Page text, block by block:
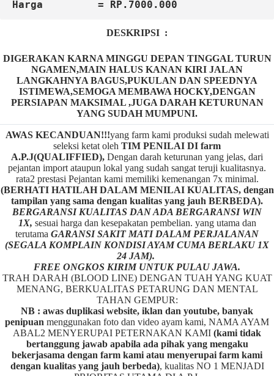
DESKRIPSI :
DIGERAKAN KARNA MINGGU DEPAN TINGGAL TURUN
NGAMEN,MAIN HALUS KANAN KIRI JALAN
LANGKAHNYA BAGUS,PUKULAN DAN SPEEDNYA
ISTIMEWA,SEMOGA MEMBAWA HOCKY,DENGAN
PERSIAPAN MAKSIMAL ,JUGA DARAH KETURUNAN
YANG SUDAH MUMPUNI.
AWAS KECANDUAN!!!yang farm kami produksi sudah melewati
seleksi ketat oleh TIM PENILAI DI farm
A.P.J(QUALIFFIED), Dengan darah keturunan yang jelas, dari
pejantan import ataupun lokal yang sudah sangat teruji kualitasnya.
rata2 prestasi Pejantan kami memiliki kemenangan 7x minimal.
(BERHATI HATILAH DALAM MENILAI KUALITAS, dengan
tampilan yang sama dengan kualitas yang jauh BERBEDA).
BERGARANSI KUALITAS DAN ADA BERGARANSI WIN
1X, sesuai harga dan kesepakatan pembelian. yang utama dan
terutama GARANSI SAKIT MATI DALAM PERJALANAN
(SEGALA KOMPLAIN KONDISI AYAM CUMA BERLAKU 1X
24 JAM).
FREE ONGKOS KIRIM UNTUK PULAU JAWA.
TRAH DARAH (BLOOD LINE) DENGAN TUAH YANG KUAT
MENANG, BERKUALITAS PETARUNG DAN MENTAL
TAHAN GEMPUR:
NB : awas duplikasi website, iklan dan youtube, banyak
penipuan menggunakan foto dan video ayam kami, NAMA AYAM
ABAL2 MENYERUPAI PETERNAKAN KAMI (kami tidak
bertanggung jawab apabila ada pihak yang mengaku
bekerjasama dengan farm kami atau menyerupai farm kami
dengan kualitas yang jauh berbeda), kualitas NO 1 MENJADI